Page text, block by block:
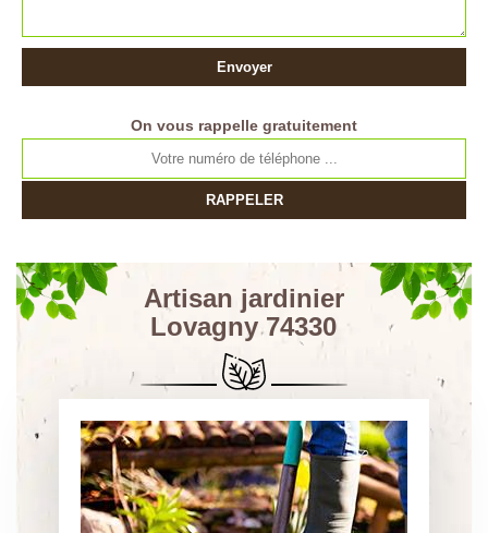
On vous rappelle gratuitement
Artisan jardinier
Lovagny 74330